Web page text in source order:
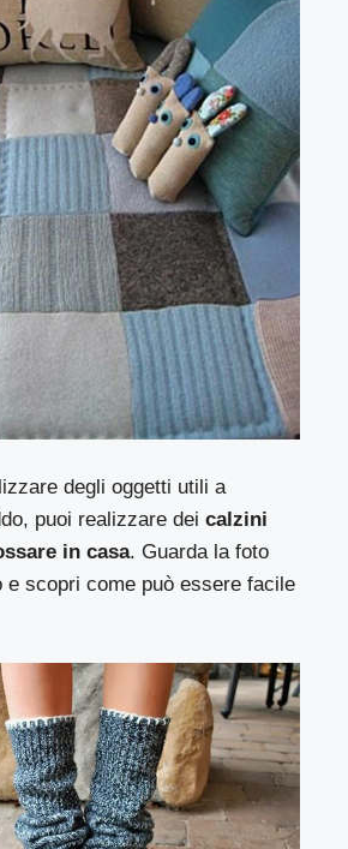
degli oggetti utili a
puoi realizzare deicalzini
in casa. Guarda la foto
e scopri come può essere facile